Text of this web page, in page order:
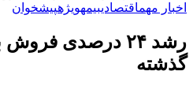
اخبار مهماقتصادیبیمهویژهپیشخوان
گذشته